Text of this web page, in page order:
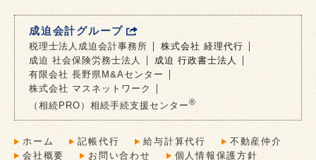
成迫会計グループ
税理士法人成迫会計事務所
株式会社 経理代行
成迫 社会保険労務士法人
成迫 行政書士法人
有限会社 長野県M&Aセンター
株式会社 マスネットワーク
（相続PRO）相続手続支援センター®
ホーム 記帳代行 給与計算代行
不動産仲介
会社概要
お問い合わせ 個人情報保護方針